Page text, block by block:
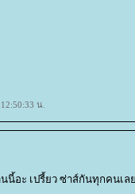
น.
นี้อะ เปรี้ยว ซ่าส์กันทุกคนเล